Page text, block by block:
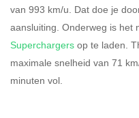
van 993 km/u. Dat doe je
aansluiting. Onderweg is het
Superchargers op te laden.
maximale snelheid van 71
minuten vol.